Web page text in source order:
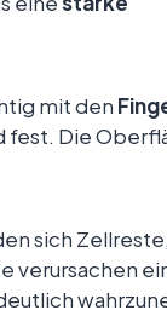
mit den
fest. Die
sich
verursachen